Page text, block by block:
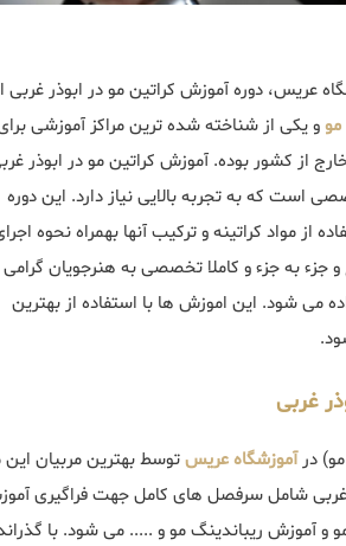
عریس، دوره آموزش کراتین مو در ابوذر
موو یکی از شناخته شده ترین مراکز آموزشی
از کشور بوده. آموزش کراتین مو در ابوذر
است که به تجربه بالایی نیاز دارد. این دوره
مواد کراتینه و ترکیب آنها بهمراه نحوه
جزء به جزء و کاملا تخصصی به هنرجویان گرامی
می شود. این اموزش ها با استفاده از بهترین
غربی
مو) درآموزشگاه عریستوسط بهترین مربیان این
غربی شامل سرفصل های کامل جهت فراگیری
و آموزش ریباندینگ مو و ..... می شود. با